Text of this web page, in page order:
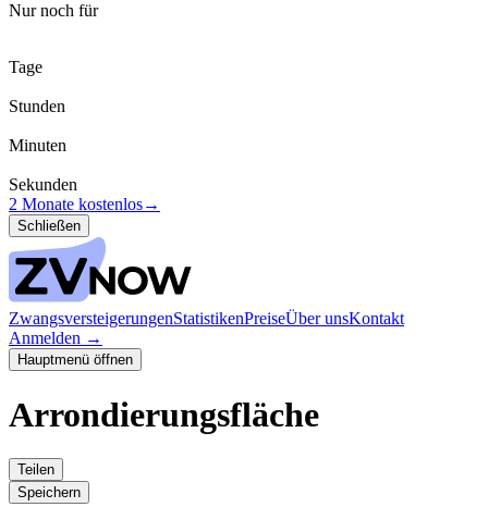
Nur noch für
Tage
Stunden
Minuten
Sekunden
2 Monate kostenlos→
Schließen
ZwangsversteigerungenStatistikenPreiseÜber unsKontakt
Anmelden →
Hauptmenü öffnen
Arrondierungsfläche
Teilen
Speichern